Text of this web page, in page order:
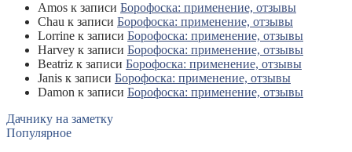
Amos к записи Борофоска: применение, отзывы
Chau к записи Борофоска: применение, отзывы
Lorrine к записи Борофоска: применение, отзывы
Harvey к записи Борофоска: применение, отзывы
Beatriz к записи Борофоска: применение, отзывы
Janis к записи Борофоска: применение, отзывы
Damon к записи Борофоска: применение, отзывы
Дачнику на заметку
Популярное